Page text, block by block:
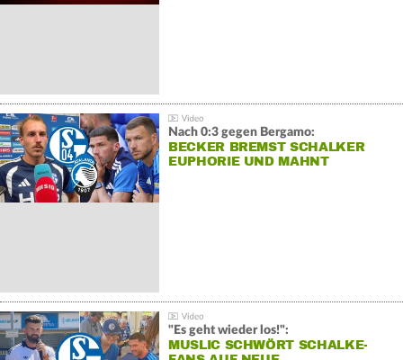
Nach 0:3 gegen Bergamo:
BECKER BREMST SCHALKER
EUPHORIE UND MAHNT
"Es geht wieder los!":
MUSLIC SCHWÖRT SCHALKE-